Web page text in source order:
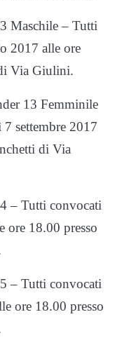
Maschile – Tutti
2017 alle ore
Via Giulini.
13 Femminile
settembre 2017
di Via
– Tutti convocati
ore 18.00 presso
– Tutti convocati
ore 18.00 presso